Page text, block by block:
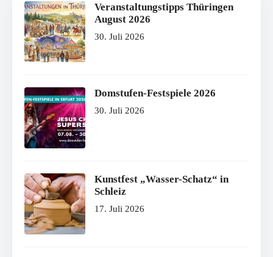
Veranstaltungstipps Thüringen
August 2026
30. Juli 2026
Domstufen-Festspiele 2026
30. Juli 2026
Kunstfest „Wasser-Schatz“ in
Schleiz
17. Juli 2026